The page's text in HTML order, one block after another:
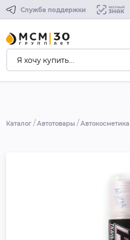
Служба поддержки
Каталог Автотовары Автокосметика